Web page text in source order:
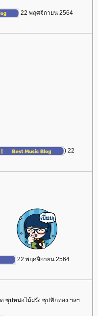
22 พฤศจิกายน 2564
) 22
22 พฤศจิกายน 2564
ซุปหน่อไม้ฝรั่ง ซุปฟักทอง ฯลฯ